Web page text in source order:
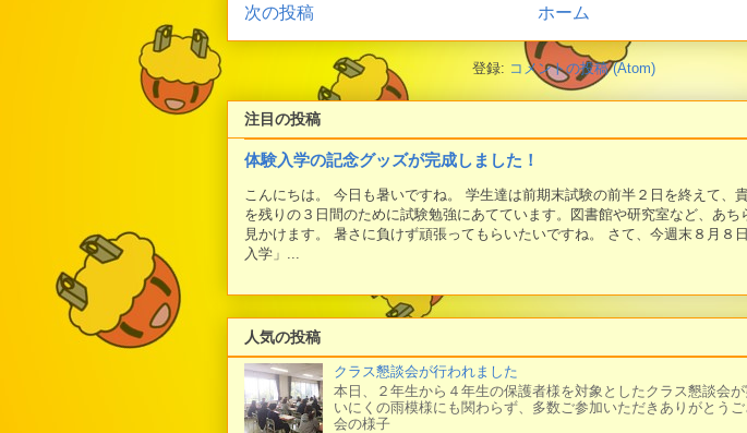
次の投稿 ホーム
登録: コメントの投稿 (Atom)
注目の投稿
体験入学の記念グッズが完成しました！
こんにちは。 今日も暑いですね。 学生達は前期末試験の前半２日を終えて、
を残りの３日間のために試験勉強にあてています。図書館や研究室など、あち
見かけます。 暑さに負けず頑張ってもらいたいですね。 さて、今週末８月８
入学」...
人気の投稿
クラス懇談会が行われました
本日、２年生から４年生の保護者様を対象としたクラス懇談会
いにくの雨模様にも関わらず、多数ご参加いただきありがとう
会の様子